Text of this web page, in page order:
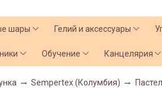
шары Гелий и аксессуары
Обучение Канцелярия
Sempertex (Колумбия)